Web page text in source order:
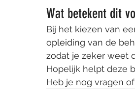
Wat betekent dit
Bij het kiezen van
opleiding van de
zodat je zeker weet
Hopelijk helpt deze
Heb je nog vragen